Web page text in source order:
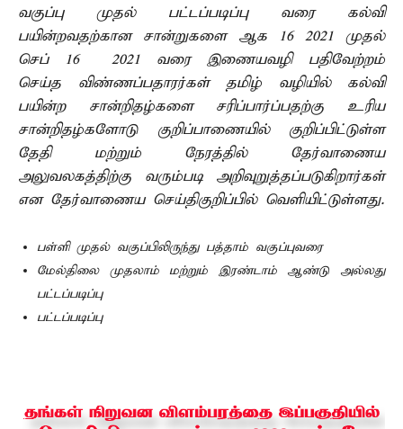
வகுப்பு முதல் பட்டப்படிப்பு வரை கல்வி
பயின்றவதற்கான சான்றுகளை ஆக 16 2021 முதல்
செப் 16 – 2021 வரை இணையவழி பதிவேற்றம்
செய்த விண்ணப்பதாரர்கள் தமிழ் வழியில் கல்வி
பயின்ற சான்றிதழ்களை சரிப்பார்ப்பதற்கு உரிய
சான்றிதழ்களோடு குறிப்பாணையில் குறிப்பிட்டுள்ள
தேதி மற்றும் நேரத்தில் தேர்வாணைய
அலுவலகத்திற்கு வரும்படி அறிவுறுத்தப்படுகிறார்கள்
என தேர்வாணைய செய்திகுறிப்பில் வெளியிட்டுள்ளது.
பள்ளி முதல் வகுப்பிலிருந்து பத்தாம் வகுப்புவரை
மேல்திலை முதலாம் மற்றும் இரண்டாம் ஆண்டு அல்லது
பட்டப்படிப்பு
பட்டப்படிப்பு